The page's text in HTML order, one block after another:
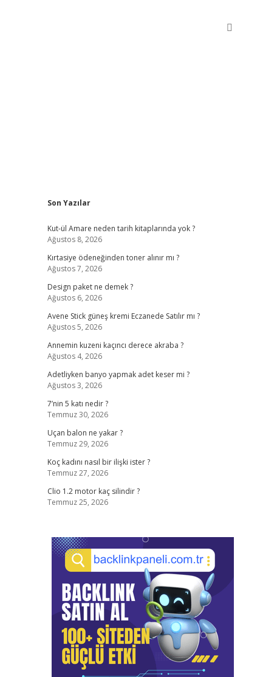
Sidebar
Son Yazılar
Kut-ül Amare neden tarih kitaplarında yok ?
Ağustos 8, 2026
Kırtasiye ödeneğinden toner alınır mı ?
Ağustos 7, 2026
Design paket ne demek ?
Ağustos 6, 2026
Avene Stick güneş kremi Eczanede Satılır mı ?
Ağustos 5, 2026
Annemin kuzeni kaçıncı derece akraba ?
Ağustos 4, 2026
Adetliyken banyo yapmak adet keser mi ?
Ağustos 3, 2026
7’nin 5 katı nedir ?
Temmuz 30, 2026
Uçan balon ne yakar ?
Temmuz 29, 2026
Koç kadını nasıl bir ilişki ister ?
Temmuz 27, 2026
Clio 1.2 motor kaç silindir ?
Temmuz 25, 2026